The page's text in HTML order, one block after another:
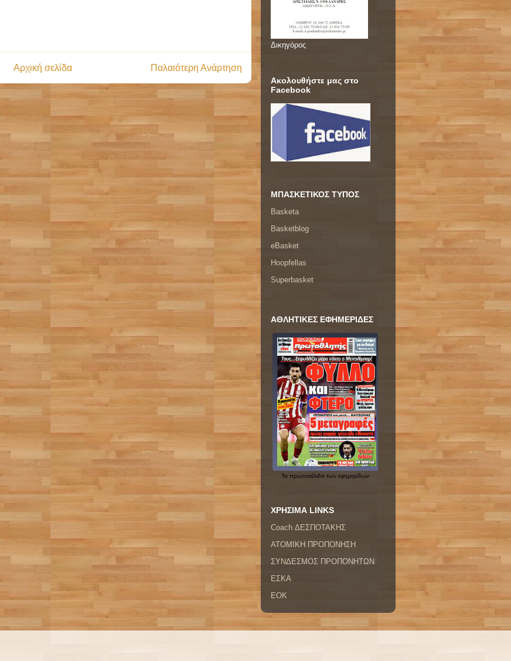
Παλαιότερη Ανάρτηση
Αρχική σελίδα
Δικηγόρος
Ακολουθήστε μας στο
Facebook
ΜΠΑΣΚΕΤΙΚΟΣ ΤΥΠΟΣ
Basketa
Basketblog
eBasket
Hoopfellas
Superbasket
ΑΘΛΗΤΙΚΕΣ ΕΦΗΜΕΡΙΔΕΣ
Τα πρωτοσέλιδατων εφημερίδων
ΧΡΗΣΙΜΑ LINKS
Coach ΔΕΣΠΟΤΑΚΗΣ
ΑΤΟΜΙΚΗ ΠΡΟΠΟΝΗΣΗ
ΣΥΝΔΕΣΜΟΣ ΠΡΟΠΟΝΗΤΩΝ
ΕΣΚΑ
ΕΟΚ